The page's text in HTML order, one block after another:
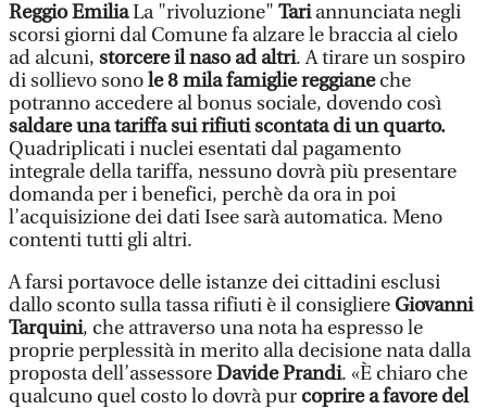
Reggio EmiliaLa "rivoluzione" Tariannunciata negli
scorsi giorni dal Comune fa alzare le braccia al cielo
ad alcuni, storcere il naso ad altri. A tirare un sospiro
di sollievo sonole 8 mila famiglie reggianeche
potranno accedere al bonus sociale, dovendo così
saldare una tariffa sui rifiuti scontata di un quarto.
Quadriplicati i nuclei esentati dal pagamento
integrale della tariffa, nessuno dovrà più presentare
domanda per i benefici, perchè da ora in poi
l’acquisizione dei dati Isee sarà automatica. Meno
contenti tutti gli altri.
A farsi portavoce delle istanze dei cittadini esclusi
dallo sconto sulla tassa rifiuti è il consigliereGiovanni
Tarquini, che attraverso una nota ha espresso le
proprie perplessità in merito alla decisione nata dalla
proposta dell’assessoreDavide Prandi. «È chiaro che
qualcuno quel costo lo dovrà pur coprire a favore del